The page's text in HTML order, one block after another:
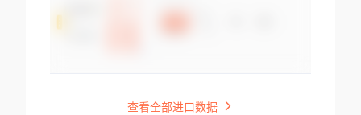
查看全部进口数据